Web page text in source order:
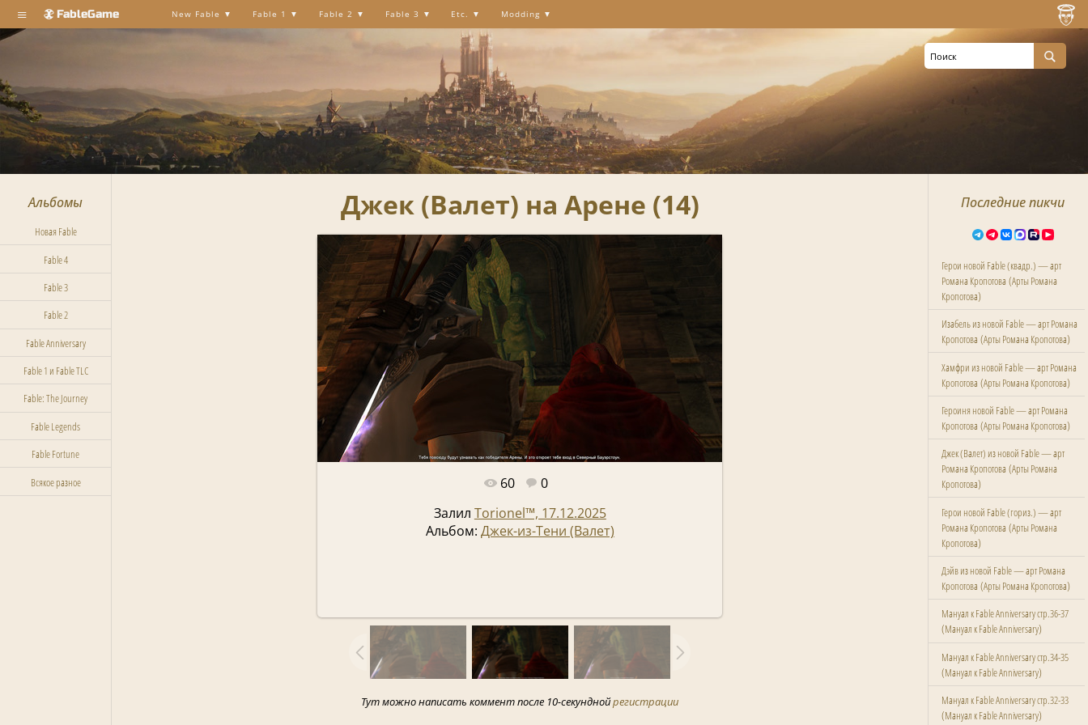
≡ FableGame New Fable Fable 1 Fable 2 Fable 3 Etc. Modding
Альбомы
Новая Fable
Fable 4
Fable 3
Fable 2
Fable Anniversary
Fable 1 и Fable TLC
Fable: The Journey
Fable Legends
Fable Fortune
Всякое разное
Джек (Валет) на Арене (14)
Полный размер - 1920x1080
60
0
Залил Torionel™, 17.12.2025
Альбом: Джек-из-Тени (Валет)
Тут можно написать коммент после 10-секунднойрегистрации
Последние пикчи
Герои новой Fable (квадр.) — арт
Романа Кропотова (Арты Романа
Кропотова)
Изабель из новой Fable — арт Романа
Кропотова (Арты Романа Кропотова)
Хамфри из новой Fable — арт Романа
Кропотова (Арты Романа Кропотова)
Героиня новой Fable — арт Романа
Кропотова (Арты Романа Кропотова)
Джек (Валет) из новой Fable — арт
Романа Кропотова (Арты Романа
Кропотова)
Герои новой Fable (гориз.) — арт
Романа Кропотова (Арты Романа
Кропотова)
Дэйв из новой Fable — арт Романа
Кропотова (Арты Романа Кропотова)
Мануал к Fable Anniversary стр.36-37
(Мануал к Fable Anniversary)
Мануал к Fable Anniversary стр.34-35
(Мануал к Fable Anniversary)
Мануал к Fable Anniversary стр.32-33
(Мануал к Fable Anniversary)